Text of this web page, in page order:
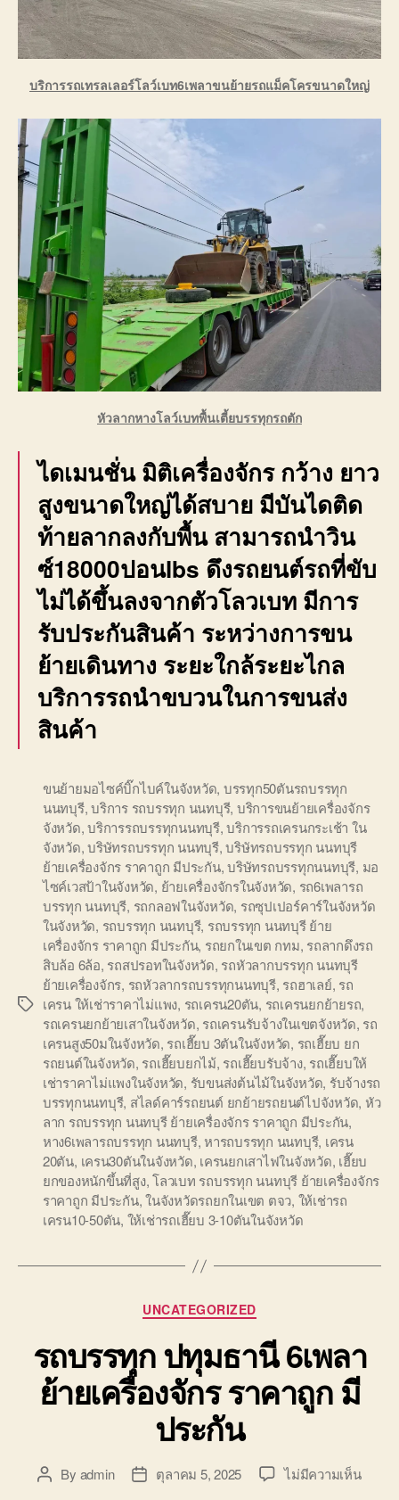
บริการรถเทรลเลอร์โลว์เบท6เพลาขนย้ายรถแม็คโครขนาดใหญ่
หัวลากหางโลว์เบทพื้นเตี้ยบรรทุกรถตัก
ไดเมนชั่น มิติเครื่องจักร กว้าง ยาว
สูงขนาดใหญ่ได้สบาย มีบันไดติด
ท้ายลากลงกับพื้น สามารถนำวิน
ซ์18000ปอนlbs ดึงรถยนต์รถที่ขับ
ไม่ได้ขึ้นลงจากตัวโลวเบท มีการ
รับประกันสินค้า ระหว่างการขน
ย้ายเดินทาง ระยะใกล้ระยะไกล
บริการรถนำขบวนในการขนส่ง
สินค้า
Tags
ขนย้ายมอไซค์บิ๊กไบค์ในจังหวัด, บรรทุก50ตันรถบรรทุก
นนทบุรี,บริการ รถบรรทุก นนทบุรี, บริการขนย้ายเครื่องจักร
จังหวัด,บริการรถบรรทุกนนทบุรี,บริการรถเครนกระเช้า ใน
จังหวัด,บริษัทรถบรรทุก นนทบุรี,บริษัทรถบรรทุก นนทบุรี
ย้ายเครื่องจักร ราคาถูก มีประกัน,บริษัทรถบรรทุกนนทบุรี, มอ
ไซค์เวสป้าในจังหวัด, ย้ายเครื่องจักรในจังหวัด, รถ6เพลารถ
บรรทุก นนทบุรี, รถกลอฟในจังหวัด, รถซุปเปอร์คาร์ในจังหวัด
ในจังหวัด, รถบรรทุก นนทบุรี, รถบรรทุก นนทบุรี ย้าย
เครื่องจักร ราคาถูก มีประกัน, รถยกในเขต กทม, รถลากดึงรถ
สิบล้อ 6ล้อ, รถสปรอทในจังหวัด, รถหัวลากบรรทุก นนทบุรี
ย้ายเครื่องจักร, รถหัวลากรถบรรทุกนนทบุรี, รถฮาเลย์, รถ
เครน ให้เช่าราคาไม่แพง, รถเครน20ตัน, รถเครนยกย้ายรถ,
รถเครนยกย้ายเสาในจังหวัด, รถเครนรับจ้างในเขตจังหวัด, รถ
เครนสูง50มในจังหวัด, รถเฮี๊ยบ 3ตันในจังหวัด, รถเฮี๊ยบ ยก
รถยนต์ในจังหวัด, รถเฮี๊ยบยกไม้, รถเฮี๊ยบรับจ้าง, รถเฮี๊ยบให้
เช่าราคาไม่แพงในจังหวัด, รับขนส่งต้นไม้ในจังหวัด, รับจ้างรถ
บรรทุกนนทบุรี, สไลด์คาร์รถยนต์ ยกย้ายรถยนต์ไปจังหวัด, หัว
ลาก รถบรรทุก นนทบุรี ย้ายเครื่องจักร ราคาถูก มีประกัน,
หาง6เพลารถบรรทุก นนทบุรี,หารถบรรทุก นนทบุรี, เครน
20ตัน, เครน30ตันในจังหวัด, เครนยกเสาไฟในจังหวัด, เฮี๊ยบ
ยกของหนักขึ้นที่สูง,โลวเบท รถบรรทุก นนทบุรี ย้ายเครื่องจักร
ราคาถูก มีประกัน,ในจังหวัดรถยกในเขต ตจว, ให้เช่ารถ
เครน10-50ตัน, ให้เช่ารถเฮี๊ยบ 3-10ตันในจังหวัด
Categories
UNCATEGORIZED
รถบรรทุก ปทุมธานี 6เพลา
ย้ายเครื่องจักร ราคาถูก มี
ประกัน
PostBy admin
Postตุลาคม 5, 2025 ไม่มีความเห็นบน